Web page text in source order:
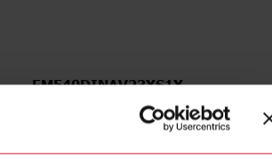
EM540DINAV23XS1X
Three-phase Energy analyzer, 120 to
5 (65) A, RS485 Modbus RTU